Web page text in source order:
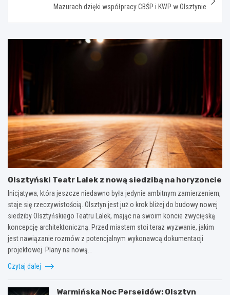
Mazurach dzięki współpracy CBŚP i KWP w Olsztynie
Olsztyński Teatr Lalek z nową siedzibą na horyzoncie
Inicjatywa, która jeszcze niedawno była jedynie ambitnym zamierzeniem,
staje się rzeczywistością. Olsztyn jest już o krok bliżej do budowy nowej
siedziby Olsztyńskiego Teatru Lalek, mając na swoim koncie zwycięską
koncepcję architektoniczną. Przed miastem stoi teraz wyzwanie, jakim
jest nawiązanie rozmów z potencjalnym wykonawcą dokumentacji
projektowej. Plany na nową…
Czytaj dalej
Warmińska Noc Perseidów: Olsztyn